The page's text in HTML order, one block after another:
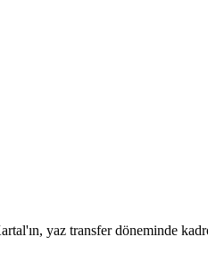
yaz transfer döneminde